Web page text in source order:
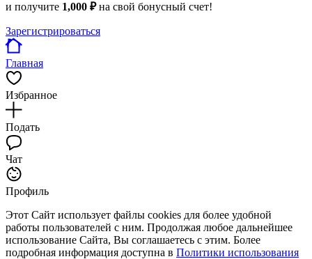
и получите 1,000 ₽на свой бонусный счет!
Зарегистрироваться
Главная
Избранное
Подать
Чат
Профиль
Этот Сайт использует файлы cookies для более удобной
работы пользователей с ним. Продолжая любое дальнейшее
использование Сайта, Вы соглашаетесь с этим. Более
подробная информация доступна в Политики использования